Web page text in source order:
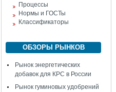
Процессы
Нормы и ГОСТы
Классификаторы
ОБЗОРЫ РЫНКОВ
Рынок энергетических
добавок для КРС в России
Рынок гуминовых удобрений